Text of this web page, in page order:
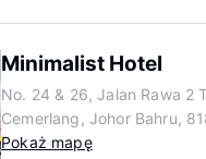
Minimalist Hotel
No. 24 & 26, Jalan Rawa 2
Cemerlang, Johor Bahru,
Pokaż mapę